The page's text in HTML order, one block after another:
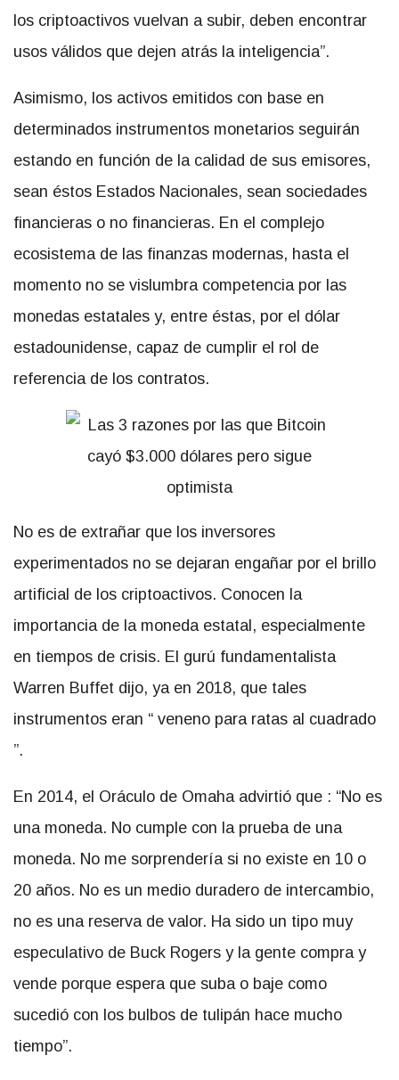
los criptoactivos vuelvan a subir, deben encontrar
usos válidos que dejen atrás la inteligencia”.
Asimismo, los activos emitidos con base en
determinados instrumentos monetarios seguirán
estando en función de la calidad de sus emisores,
sean éstos Estados Nacionales, sean sociedades
financieras o no financieras. En el complejo
ecosistema de las finanzas modernas, hasta el
momento no se vislumbra competencia por las
monedas estatales y, entre éstas, por el dólar
estadounidense, capaz de cumplir el rol de
referencia de los contratos.
No es de extrañar que los inversores
experimentados no se dejaran engañar por el brillo
artificial de los criptoactivos. Conocen la
importancia de la moneda estatal, especialmente
en tiempos de crisis. El gurú fundamentalista
Warren Buffet dijo, ya en 2018, que tales
instrumentos eran “ veneno para ratas al cuadrado
”.
En 2014, el Oráculo de Omaha advirtió que : “No es
una moneda. No cumple con la prueba de una
moneda. No me sorprendería si no existe en 10 o
20 años. No es un medio duradero de intercambio,
no es una reserva de valor. Ha sido un tipo muy
especulativo de Buck Rogers y la gente compra y
vende porque espera que suba o baje como
sucedió con los bulbos de tulipán hace mucho
tiempo”.